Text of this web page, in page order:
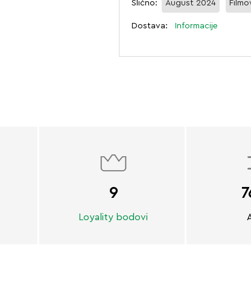
Slično: August 2024
Dostava: Informacije
9
Loyality bodovi